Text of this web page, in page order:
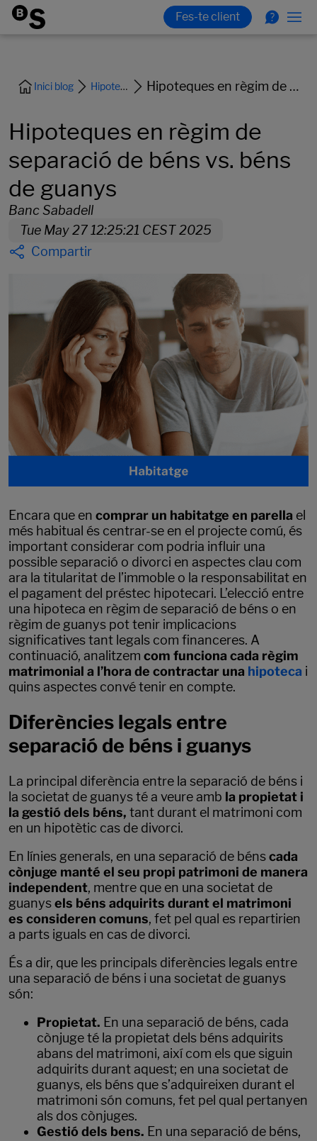
Inici blog Hipoteca i habitatge Hipoteques en règim de separació de béns vs. béns de guanys
Hipoteques en règim de
separació de béns vs. béns
de guanys
Banc Sabadell
Tue May 27 12:25:21 CEST 2025
Compartir
Encara que en comprar un habitatge en parella el
més habitual és centrar-se en el projecte comú, és
important considerar com podria influir una
possible separació o divorci en aspectes clau com
ara la titularitat de l’immoble o la responsabilitat en
el pagament del préstec hipotecari. L’elecció entre
una hipoteca en règim de separació de béns o en
règim de guanys pot tenir implicacions
significatives tant legals com financeres. A
continuació, analitzem com funciona cada règim
matrimonial a l’hora de contractar una hipoteca i
quins aspectes convé tenir en compte.
Diferències legals entre
separació de béns i guanys
La principal diferència entre la separació de béns i
la societat de guanys té a veure amb la propietat i
la gestió dels béns, tant durant el matrimoni com
en un hipotètic cas de divorci.
En línies generals, en una separació de bénscada
cònjuge manté el seu propi patrimoni de manera
independent, mentre que en una societat de
guanysels béns adquirits durant el matrimoni
es consideren comuns, fet pel qual es repartirien
a parts iguals en cas de divorci.
És a dir, que les principals diferències legals entre
una separació de béns i una societat de guanys
són:
Propietat. En una separació de béns, cada
cònjuge té la propietat dels béns adquirits
abans del matrimoni, així com els que siguin
adquirits durant aquest; en una societat de
guanys, els béns que s’adquireixen durant el
matrimoni són comuns, fet pel qual pertanyen
als dos cònjuges.
Gestió dels bens. En una separació de béns,